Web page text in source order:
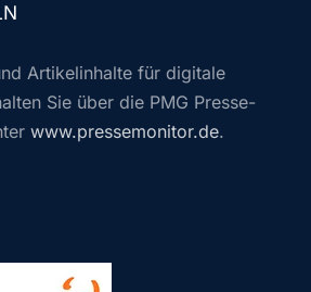
Artikelinhalte für digitale
Sie über die PMG Presse-
www.pressemonitor.de.